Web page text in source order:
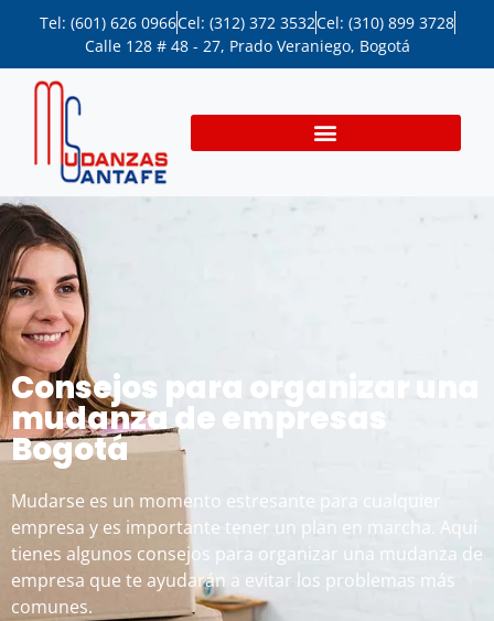
Tel: (601) 626 0966Cel: (312) 372 3532Cel: (310) 899 3728
Calle 128 # 48 - 27, Prado Veraniego, Bogotá
Consejos para organizar una
mudanza de empresas
Bogotá
Mudarse es un momento estresante para cualquier
empresa y es importante tener un plan en marcha. Aquí
tienes algunos consejos para organizar una mudanza de
empresa que te ayudarán a evitar los problemas más
comunes.